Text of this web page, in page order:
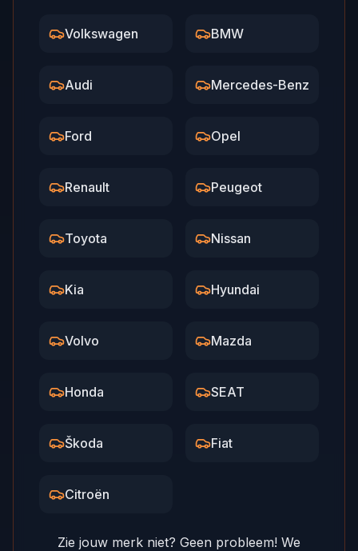
Volkswagen BMW
Audi Mercedes-Benz
Ford Opel
Renault Peugeot
Toyota Nissan
Kia Hyundai
Volvo Mazda
Honda SEAT
Škoda Fiat
Citroën
Zie jouw merk niet? Geen probleem! We